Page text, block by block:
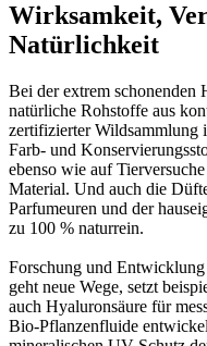
Wirksamkeit,
Natürlichkeit
Bei der extrem schonenden
natürliche Rohstoffe aus
zertifizierter Wildsammlung
Farb- und
ebenso wie auf
Material. Und auch die
Parfumeuren und der
zu 100 % naturrein.
Forschung und
geht neue Wege, setzt
auch Hyaluronsäure für
Bio-Pflanzenfluide